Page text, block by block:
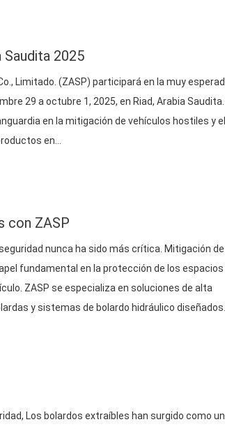
2025
Limitado. (ZASP) participará en la muy
29 a octubre 1, 2025, en Riad, Arabia Saudita.
en la mitigación de vehículos hostiles y el
en…
con ZASP
nunca ha sido más crítica. Mitigación de
fundamental en la protección de los espacios
ZASP se especializa en soluciones de alta
y sistemas de bolardo hidráulico diseñados
Los bolardos extraíbles han surgido como